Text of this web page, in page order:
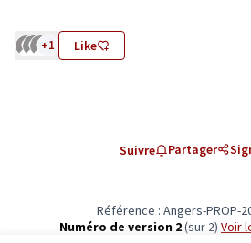
+1 Like
Suivre Partager
Référence : Angers-PROP-
Numéro de version 2(sur 2)
voir